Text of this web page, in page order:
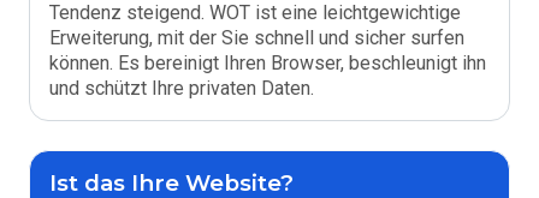
Tendenz steigend. WOT ist eine leichtgewichtige
Erweiterung, mit der Sie schnell und sicher surfen
können. Es bereinigt Ihren Browser, beschleunigt ihn
und schützt Ihre privaten Daten.
Ist das Ihre Website?